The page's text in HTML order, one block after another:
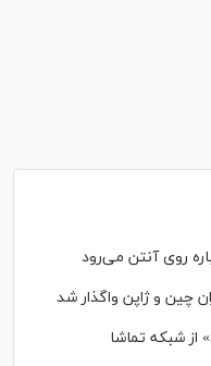
روی آنتن می‌رود
چین و ژاپن واگذار شد
از شبکه تماشا